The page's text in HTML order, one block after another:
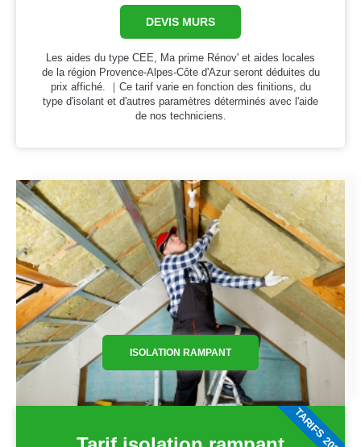
DEVIS MURS
Les aides du type CEE, Ma prime Rénov' et aides locales
de la région Provence-Alpes-Côte d'Azur seront déduites du
prix affiché. ｜Ce tarif varie en fonction des finitions, du
type d'isolant et d'autres paramètres déterminés avec l'aide
de nos techniciens.
ISOLATION RAMPANT
TARIFS 2026